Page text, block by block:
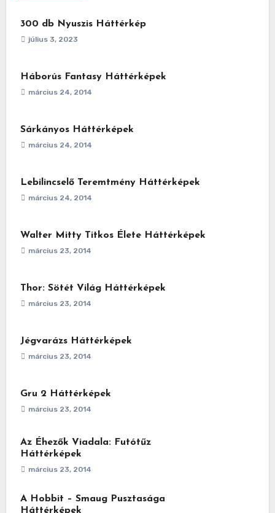
300 db Nyuszis Háttérkép
július 3, 2023
Háborús Fantasy Háttérképek
március 24, 2014
Sárkányos Háttérképek
március 24, 2014
Lebilincselő Teremtmény Háttérképek
március 24, 2014
Walter Mitty Titkos Élete Háttérképek
március 23, 2014
Thor: Sötét Világ Háttérképek
március 23, 2014
Jégvarázs Háttérképek
március 23, 2014
Gru 2 Háttérképek
március 23, 2014
Az Éhezők Viadala: Futótűz
Háttérképek
március 23, 2014
A Hobbit – Smaug Pusztasága
Háttérképek